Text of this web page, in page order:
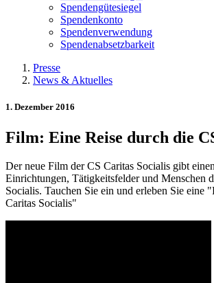
Spendengütesiegel
Spendenkonto
Spendenverwendung
Spendenabsetzbarkeit
Presse
News & Aktuelles
1. Dezember 2016
Film: Eine Reise durch die
Der neue Film der CS Caritas Socialis gibt
Einrichtungen, Tätigkeitsfelder und Menschen
Socialis. Tauchen Sie ein und erleben Sie eine
Caritas Socialis"